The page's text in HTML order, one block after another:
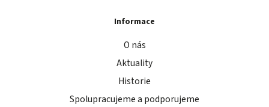
Informace
O nás
Aktuality
Historie
Spolupracujeme a podporujeme